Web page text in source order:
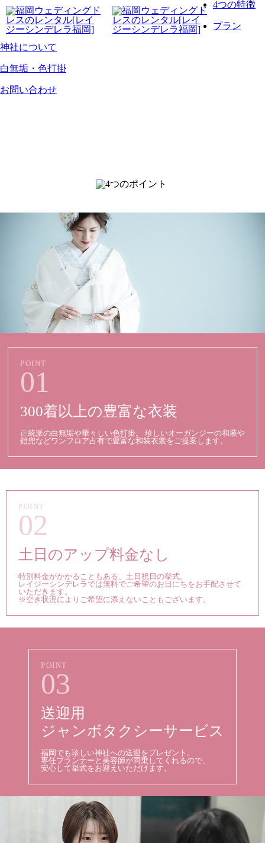
4つの特徴
プラン
神社について
白無垢・色打掛
お問い合わせ
01
300着以上の豊富な衣装
正統派の白無垢や華々しい色打掛。 珍しいオーガンジーの和装や
鎧兜などワンフロア占有で豊富な和装衣裳をご提案します。
02
土日のアップ料金なし
特別料金がかかることもある、土日祝日の挙式。
レイジーシンデレラでは無料でご希望のお日にちをお手配させて
いただきます。
※空き状況によりご希望に添えないこともございます。
03
送迎用
ジャンボタクシーサービス
福岡でも珍しい神社への送迎をプレゼント。
専任プランナーと美容師が同乗してくれるので、
安心して挙式をお迎えいただけます。